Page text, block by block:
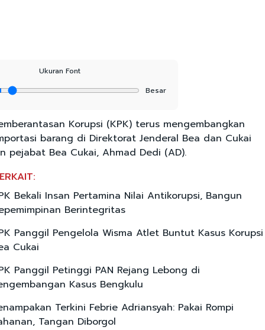
Ukuran Font
Besar
Korupsi (KPK) terus mengembangkan
barang di Direktorat Jenderal Bea dan Cukai
pejabat Bea Cukai, Ahmad Dedi (AD).
Bekali Insan Pertamina Nilai Antikorupsi, Bangun
Berintegritas
Panggil Pengelola Wisma Atlet Buntut Kasus Korupsi
Cukai
Panggil Petinggi PAN Rejang Lebong di
Kasus Bengkulu
Terkini Febrie Adriansyah: Pakai Rompi
Tangan Diborgol